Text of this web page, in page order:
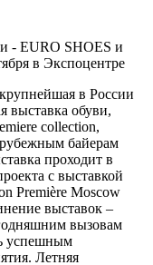
- EURO SHOES и
в Экспоцентре
в России
выставка обуви,
collection,
байерам
проходит в
с выставкой
Première Moscow
выставок –
вызовам
успешным
Летняя